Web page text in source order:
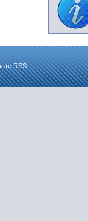
RSS